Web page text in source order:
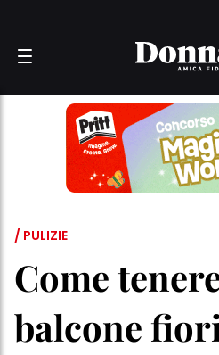
/ PULIZIE
Come
balcone